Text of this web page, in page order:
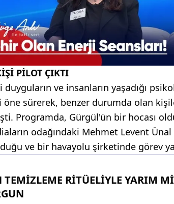
PİLOT ÇIKTI
duyguların ve insanların yaşadığı
sürerek, benzer durumda olan
Programda, Gürgül'ün bir hocası
odağındaki Mehmet Levent Ünal
ve bir havayolu şirketinde görev
TEMİZLEME RİTÜELİYLE YARIM